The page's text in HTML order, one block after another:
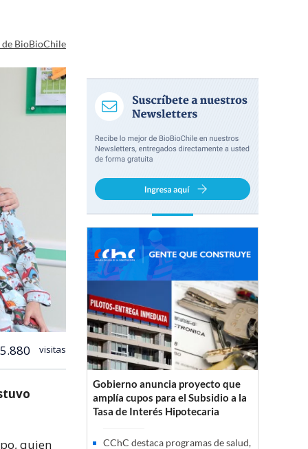
BioBioChile
visitas
quien
Gobierno anuncia proyecto que
amplía cupos para el Subsidio a la
Tasa de Interés Hipotecaria
CChC destaca programas de salud,